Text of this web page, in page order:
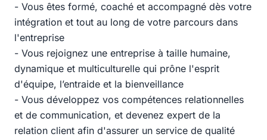
- Vous êtes formé, coaché et accompagné dès votre
intégration et tout au long de votre parcours dans
l'entreprise
- Vous rejoignez une entreprise à taille humaine,
dynamique et multiculturelle qui prône l'esprit
d'équipe, l’entraide et la bienveillance
- Vous développez vos compétences relationnelles
et de communication, et devenez expert de la
relation client afin d'assurer un service de qualité